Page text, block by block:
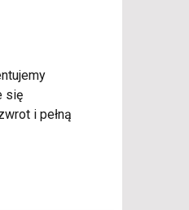
się
i pełną